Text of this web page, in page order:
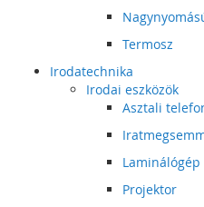
Termosz
Irodatechnika
Irodai eszközök
Asztali
Laminálógép
Projektor